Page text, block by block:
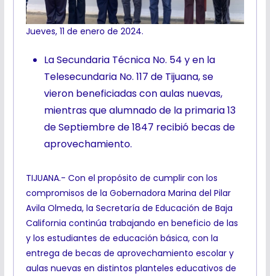
Jueves, 11 de enero de 2024.
La Secundaria Técnica No. 54 y en la
Telesecundaria No. 117 de Tijuana, se
vieron beneficiadas con aulas nuevas,
mientras que alumnado de la primaria 13
de Septiembre de 1847 recibió becas de
aprovechamiento.
TIJUANA.- Con el propósito de cumplir con los
compromisos de la Gobernadora Marina del Pilar
Avila Olmeda, la Secretaría de Educación de Baja
California continúa trabajando en beneficio de las
y los estudiantes de educación básica, con la
entrega de becas de aprovechamiento escolar y
aulas nuevas en distintos planteles educativos de